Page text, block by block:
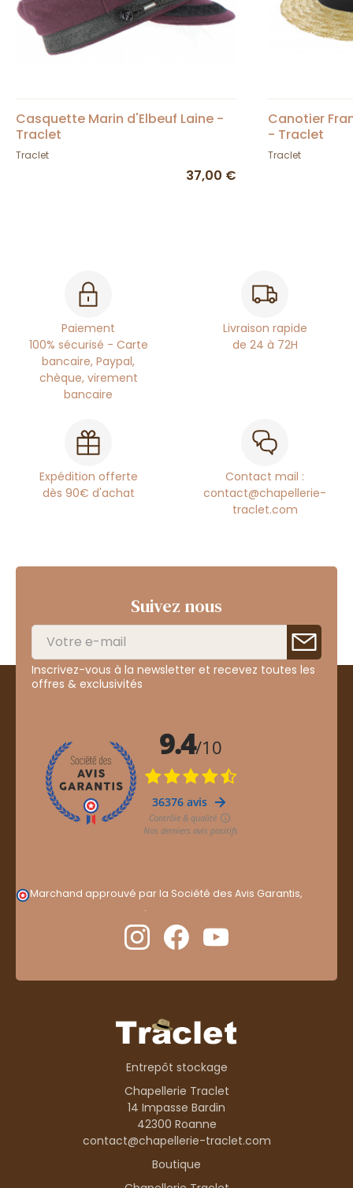
Casquette Marin d'Elbeuf Laine -
Traclet
Traclet
37,00 €
Canotier
- Traclet
Traclet
Paiement
100% sécurisé - Carte
bancaire, Paypal,
chèque, virement
bancaire
Livraison rapide
de 24 à 72H
Expédition offerte
dès 90€ d'achat
Contact mail :
contact@chapellerie-
traclet.com
Suivez nous
Inscrivez-vous à la newsletter et recevez toutes les
offres & exclusivités
Marchand approuvé par la Société des Avis Garantis,
.
Entrepôt stockage
Chapellerie Traclet
14 Impasse Bardin
42300 Roanne
contact@chapellerie-traclet.com
Boutique